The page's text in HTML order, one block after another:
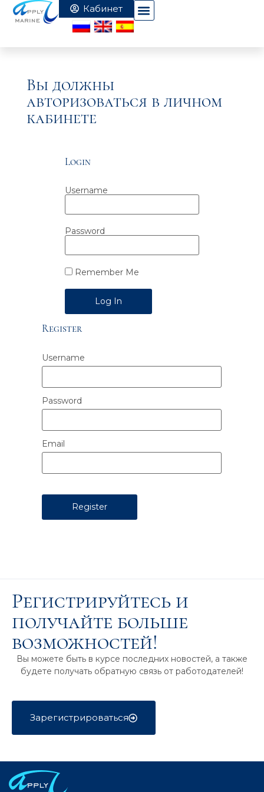
Вы должны
авторизоваться в личном
кабинете
Login
Username
Password
Remember Me
Alternative:
Register
Username
Password
Email
Регистрируйтесь и
получайте больше
возможностей!
Вы можете быть в курсе последних новостей, а также
будете получать обратную связь от работодателей!
Зарегистрироваться